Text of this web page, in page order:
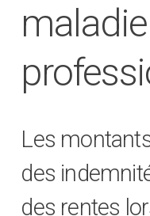
maladie
Les
des
des rentes